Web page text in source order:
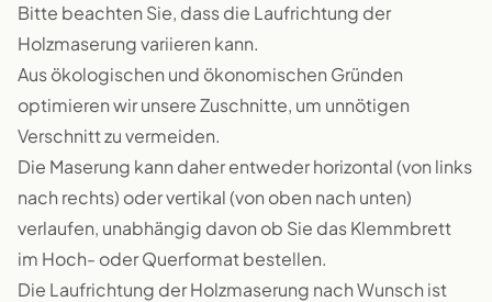
Bitte beachten Sie, dass die Laufrichtung der
Holzmaserung variieren kann.
Aus ökologischen und ökonomischen Gründen
optimieren wir unsere Zuschnitte, um unnötigen
Verschnitt zu vermeiden.
Die Maserung kann daher entweder horizontal (von links
nach rechts) oder vertikal (von oben nach unten)
verlaufen, unabhängig davon ob Sie das Klemmbrett
im Hoch- oder Querformat bestellen.
Die Laufrichtung der Holzmaserung nach Wunsch ist